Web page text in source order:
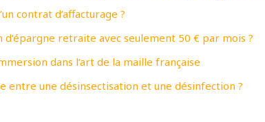
contrat d’affacturage ?
retraite avec seulement 50 € par mois ?
dans l’art de la maille française
entre une désinsectisation et une désinfection ?